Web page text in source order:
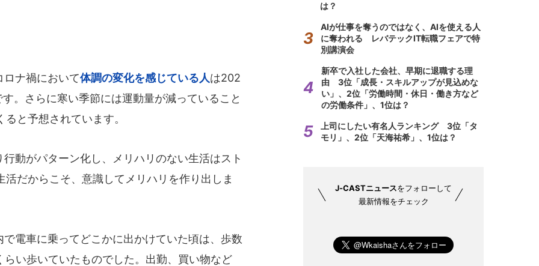
ナ禍において体調の変化を感じている人は202
。さらに寒い季節には運動量が減っていること
と予想されています。
動がパターン化し、メリハリのない生活はスト
だからこそ、意識してメリハリを作り出しま
電車に乗ってどこかに出かけていた頃は、歩数
い歩いていたものでした。出勤、買い物など
は？
AIが仕事を奪うのではなく、AIを使える人
に奪われる レバテックIT転職フェアで特
別講演会
新卒で入社した会社、早期に退職する理
由 3位「成長・スキルアップが見込めな
い」、2位「労働時間・休日・働き方など
の労働条件」、1位は？
上司にしたい有名人ランキング 3位「タ
モリ」、2位「天海祐希」、1位は？
J-CASTニュースをフォローして
最新情報をチェック